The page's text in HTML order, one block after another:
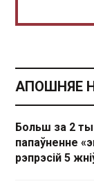
АПОШНЯЕ
Больш за 2
папаўненне
рэпрэсій 5